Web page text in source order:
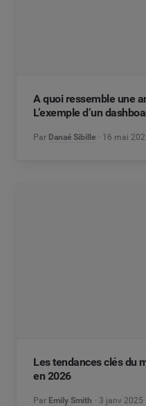
A quoi ressemble une
L’exemple d’un
Par Danaé Sibille 16 mai
Les tendances clés du
en 2026
Par Emily Smith 3 janv 2025